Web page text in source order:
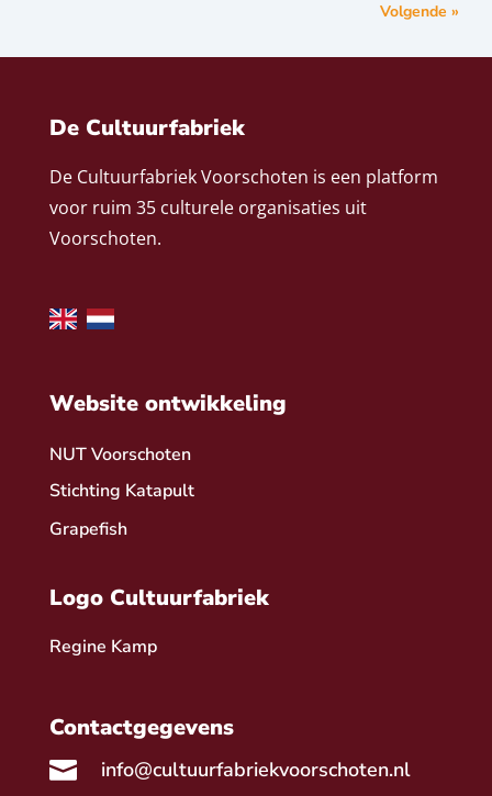
Volgende »
De Cultuurfabriek
De Cultuurfabriek Voorschoten is een platform
voor ruim 35 culturele organisaties uit
Voorschoten.
Website ontwikkeling
NUT Voorschoten
Stichting Katapult
Grapefish
Logo Cultuurfabriek
Regine Kamp
Contactgegevens
 info@cultuurfabriekvoorschoten.nl